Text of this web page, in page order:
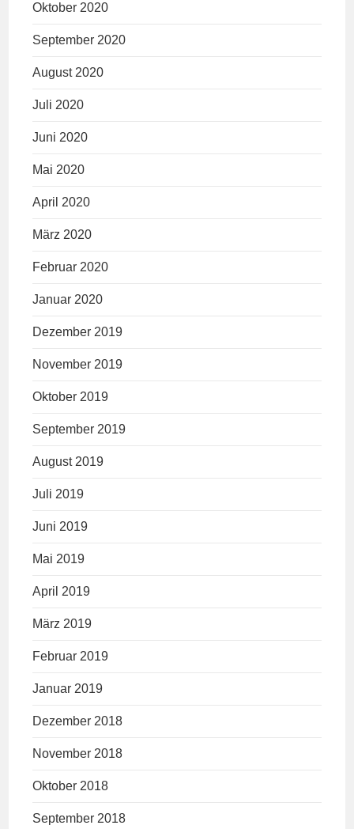
Oktober 2020
September 2020
August 2020
Juli 2020
Juni 2020
Mai 2020
April 2020
März 2020
Februar 2020
Januar 2020
Dezember 2019
November 2019
Oktober 2019
September 2019
August 2019
Juli 2019
Juni 2019
Mai 2019
April 2019
März 2019
Februar 2019
Januar 2019
Dezember 2018
November 2018
Oktober 2018
September 2018